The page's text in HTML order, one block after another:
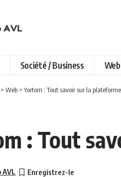
Société / Business
> Web > Yortom : Tout savoir sur la
: Tout
AVL